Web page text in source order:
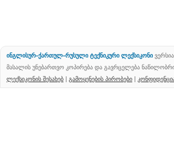
ინგლისურ-ქართულ-რუსული ტექნიკური ლექსიკონი
მასალის უნებართვო კოპირება და გავრცელება
ლექსიკონის შესახებ | გამოყენების პირობები |